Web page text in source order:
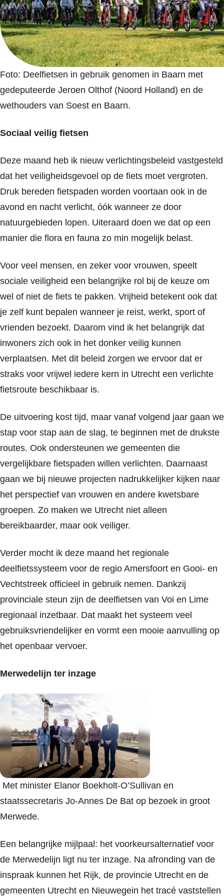
Foto: Deelfietsen in gebruik genomen in Baarn met
gedeputeerde Jeroen Olthof (Noord Holland) en de
wethouders van Soest en Baarn.
Sociaal veilig fietsen
Deze maand heb ik nieuw verlichtingsbeleid vastgesteld
dat het veiligheidsgevoel op de fiets moet vergroten.
Druk bereden fietspaden worden voortaan ook in de
avond en nacht verlicht, óók wanneer ze door
natuurgebieden lopen. Uiteraard doen we dat op een
manier die flora en fauna zo min mogelijk belast.
Voor veel mensen, en zeker voor vrouwen, speelt
sociale veiligheid een belangrijke rol bij de keuze om
wel of niet de fiets te pakken. Vrijheid betekent ook dat
je zelf kunt bepalen wanneer je reist, werkt, sport of
vrienden bezoekt. Daarom vind ik het belangrijk dat
inwoners zich ook in het donker veilig kunnen
verplaatsen. Met dit beleid zorgen we ervoor dat er
straks voor vrijwel iedere kern in Utrecht een verlichte
fietsroute beschikbaar is.
De uitvoering kost tijd, maar vanaf volgend jaar gaan we
stap voor stap aan de slag, te beginnen met de drukste
routes. Ook ondersteunen we gemeenten die
vergelijkbare fietspaden willen verlichten. Daarnaast
gaan we bij nieuwe projecten nadrukkelijker kijken naar
het perspectief van vrouwen en andere kwetsbare
groepen. Zo maken we Utrecht niet alleen
bereikbaarder, maar ook veiliger.
Verder mocht ik deze maand het regionale
deelfietssysteem voor de regio Amersfoort en Gooi- en
Vechtstreek officieel in gebruik nemen. Dankzij
provinciale steun zijn de deelfietsen van Voi en Lime
regionaal inzetbaar. Dat maakt het systeem veel
gebruiksvriendelijker en vormt een mooie aanvulling op
het openbaar vervoer.
Merwedelijn ter inzage
Met minister Elanor Boekholt-O’Sullivan en
staatssecretaris Jo-Annes De Bat op bezoek in groot
Merwede.
Een belangrijke mijlpaal: het voorkeursalternatief voor
de Merwedelijn ligt nu ter inzage. Na afronding van de
inspraak kunnen het Rijk, de provincie Utrecht en de
gemeenten Utrecht en Nieuwegein het tracé vaststellen